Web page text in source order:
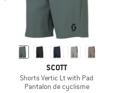
SCOTT
Shorts Vertic Lt with Pad
Pantalon de cyclisme